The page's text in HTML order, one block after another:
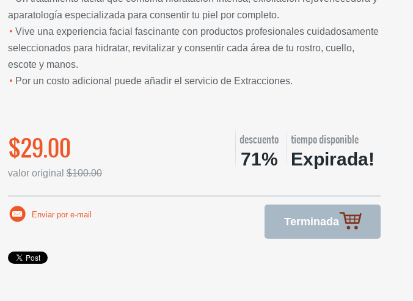
aparatología especializada para consentir tu piel por completo.
Vive una experiencia facial fascinante con productos profesionales cuidadosamente
seleccionados para hidratar, revitalizar y consentir cada área de tu rostro, cuello,
escote y manos.
Por un costo adicional puede añadir el servicio de Extracciones.
$29.00
valor original$100.00
descuento
71%
tiempo disponible
Expirada!
Terminada
Enviar por e-mail